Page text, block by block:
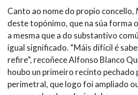
Canto ao nome do propio concello,
deste topónimo, que na súa forma
a mesma que a do substantivo
igual significado. “Máis difícil é
refire”, recoñece Alfonso Blanco
houbo un primeiro recinto pechado
perimetral, que logo foi ampliado